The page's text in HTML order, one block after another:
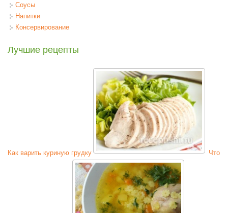
Соусы
Напитки
Консервирование
Лучшие рецепты
Как варить куриную грудку Что